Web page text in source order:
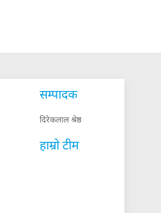
सम्पादक
दिरेकलाल श्रेष्ठ
हाम्रो टीम